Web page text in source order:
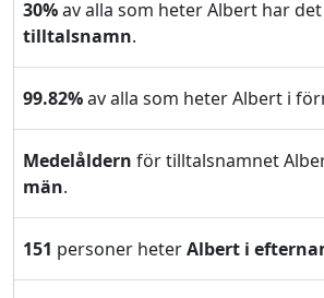
30%av alla som heter Albert har
tilltalsnamn.
99.82%av alla som heter Albert i
Medelåldern för tilltalsnamnet
män.
151 personer heterAlbert i